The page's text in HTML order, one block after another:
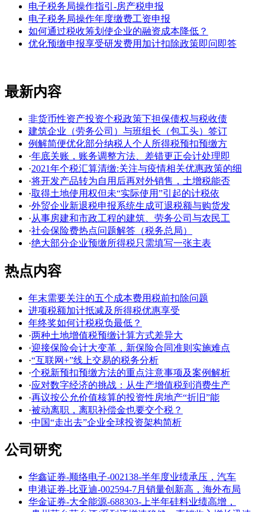
电子税务局操作指引-房产税申报
电子税务局操作年度缴费工资申报
如何通过税收筹划使企业的融资成本降低？
优化预缴申报享受研发费用加计扣除政策即问即答
最新内容
非货币性资产投资个税政策下担保债权与税收债
建筑企业（劳务公司）与班组长（包工头）签订
例解简便优化部分纳税人个人所得税预扣预缴方
·年底关账，账务调整方法、差错更正会计处理即
·2021年个税汇算清缴:关注与疫情相关优惠政策的细
·将开发产品转为自用后再对外销售，土增税能否
·取得土地使用权但未“实际使用”引起的计税依
·外贸企业新退税申报系统生成可退税额与购货发
·从事房建和市政工程的建筑、劳务公司与农民工
·社会保险费热点问题解答（税务总局）
·绝大部分企业预缴所得税只需填写一张主表
热点内容
年末需要关注的五个成本费用税前扣除问题
进项税额加计抵减及所得税优惠享受
年终奖如何计税税负最低？
·两种土地增值税预缴计算方式差异大
·迎接保险会计大变革，新保险合同准则实施难点
·“互联网+”线上交易的税务分析
·个税新预扣预缴方法的重点注意事项及案例解析
·应对数字经济的挑战：从生产增值税到消费生产
·再议按公允价值核算的投资性房地产“折旧”能
·被动离职，离职补偿金也要交个税？
·中国“走出去”企业全球投资架构简析
公司研究
华鑫证券-顺络电子-002138-半年度业绩承压，汽车
申港证券-比亚迪-002594-7月销量创新高，海外布局
华金证券-大全能源-688303-上半年硅料业绩高增，